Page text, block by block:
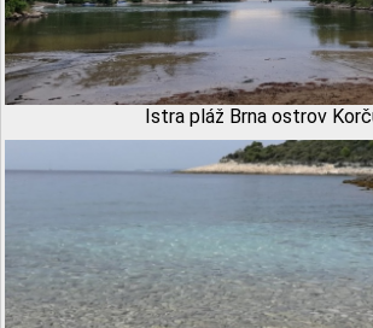
Istra pláž Brna ostrov